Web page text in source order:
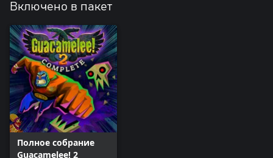
Включено в пакет
Полное собрание
Guacamelee! 2